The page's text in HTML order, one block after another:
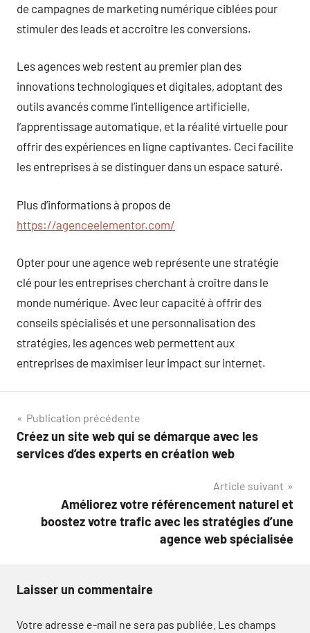
de campagnes de marketing numérique ciblées pour
stimuler des leads et accroître les conversions.
Les agences web restent au premier plan des
innovations technologiques et digitales, adoptant des
outils avancés comme l’intelligence artificielle,
l’apprentissage automatique, et la réalité virtuelle pour
offrir des expériences en ligne captivantes. Ceci facilite
les entreprises à se distinguer dans un espace saturé.
Plus d’informations à propos de
https://agenceelementor.com/
Opter pour une agence web représente une stratégie
clé pour les entreprises cherchant à croître dans le
monde numérique. Avec leur capacité à offrir des
conseils spécialisés et une personnalisation des
stratégies, les agences web permettent aux
entreprises de maximiser leur impact sur internet.
Navigation
de
Publication précédente
Créez un site web qui se démarque avec les
services d’des experts en création web
Article suivant
Améliorez votre référencement naturel et
boostez votre trafic avec les stratégies d’une
agence web spécialisée
Laisser un commentaire
Votre adresse e-mail ne sera pas publiée. Les champs